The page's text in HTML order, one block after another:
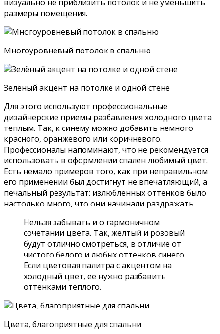
визуально не приблизить потолок и не уменьшить
размеры помещения.
Многоуровневый потолок в спальню
Зелёный акцент на потолке и одной стене
Для этого используют профессиональные
дизайнерские приемы разбавления холодного цвета
теплым. Так, к синему можно добавить немного
красного, оранжевого или коричневого.
Профессионалы напоминают, что не рекомендуется
использовать в оформлении спален любимый цвет.
Есть немало примеров того, как при неправильном
его применении был достигнут не впечатляющий, а
печальный результат: излюбленных оттенков было
настолько много, что они начинали раздражать.
Нельзя забывать и о гармоничном
сочетании цвета. Так, желтый и розовый
будут отлично смотреться, в отличие от
чистого белого и любых оттенков синего.
Если цветовая палитра с акцентом на
холодный цвет, ее нужно разбавить
оттенками теплого.
Цвета, благоприятные для спальни